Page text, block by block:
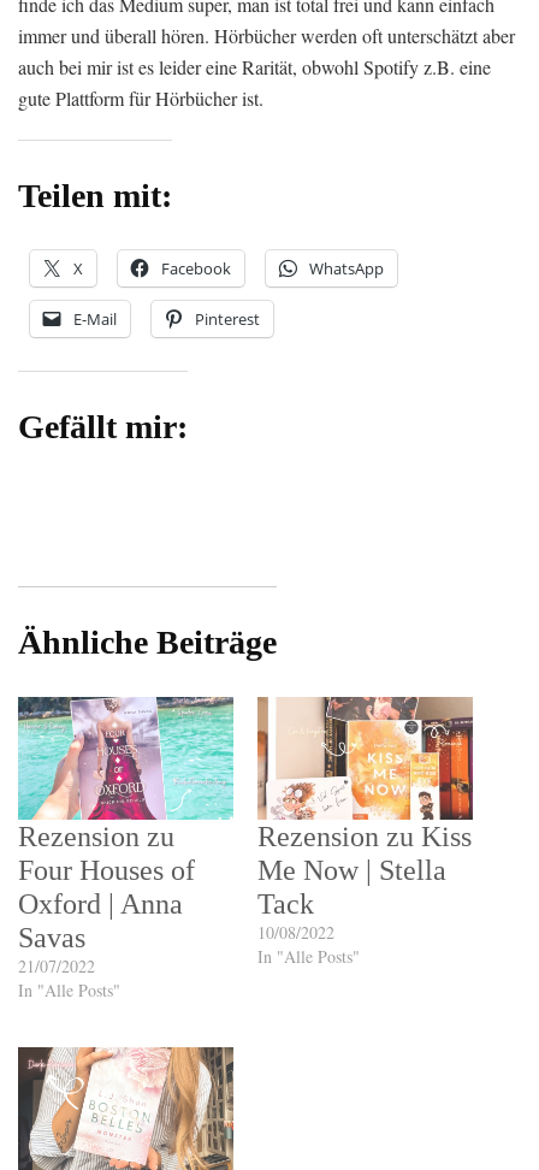
immer und überall hören. Hörbücher werden oft unterschätzt aber
auch bei mir ist es leider eine Rarität, obwohl Spotify z.B. eine
gute Plattform für Hörbücher ist.
Teilen mit:
X Facebook WhatsApp
E-Mail Pinterest
Gefällt mir:
Ähnliche Beiträge
Rezension zu
Four Houses of
Oxford | Anna
Savas
21/07/2022
In "Alle Posts"
Rezension zu Kiss
Me Now | Stella
Tack
10/08/2022
In "Alle Posts"